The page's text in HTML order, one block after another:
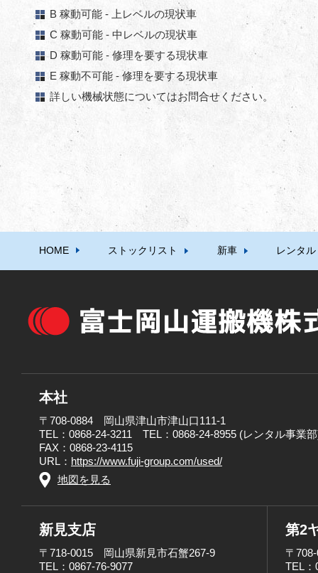
B 稼動可能 - 上レベルの現状車
C 稼動可能 - 中レベルの現状車
D 稼動可能 - 修理を要する現状車
E 稼動不可能 - 修理を要する現状車
詳しい機械状態についてはお問合せください。
HOME ストックリスト 新車 レンタル
本社
〒708-0884 岡山県津山市津山口111-1
TEL：0868-24-3211 TEL：0868-24-8955 (レンタル事業
FAX：0868-23-4115
URL： https://www.fuji-group.com/used/
地図を見る
新見支店
〒718-0015 岡山県新見市石蟹267-9
TEL：0867-76-9077
第2
〒
TEL：